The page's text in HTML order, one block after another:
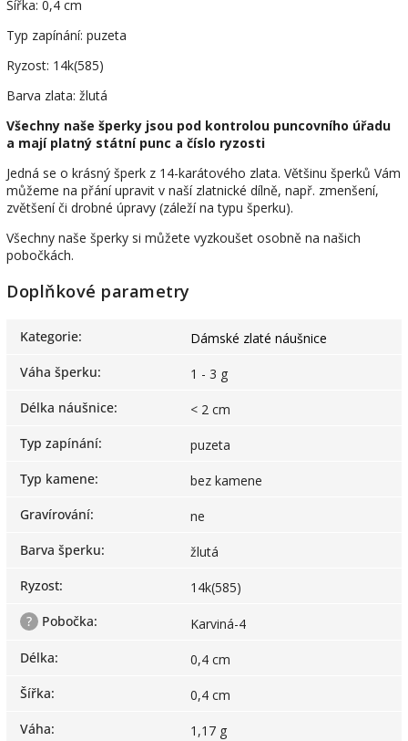
Šířka: 0,4 cm
Typ zapínání: puzeta
Ryzost: 14k(585)
Barva zlata: žlutá
Všechny naše šperky jsou pod kontrolou puncovního úřadu
a mají platný státní punc a číslo ryzosti
Jedná se o krásný šperk z 14-karátového zlata. Většinu šperků Vám
můžeme na přání upravit v naší zlatnické dílně, např. zmenšení,
zvětšení či drobné úpravy (záleží na typu šperku).
Všechny naše šperky si můžete vyzkoušet osobně na našich
pobočkách.
Doplňkové parametry
Kategorie:
Dámské zlaté náušnice
Váha šperku:
1 - 3 g
Délka náušnice:
< 2 cm
Typ zapínání:
puzeta
Typ kamene:
bez kamene
Gravírování:
ne
Barva šperku:
žlutá
Ryzost:
14k(585)
?
Pobočka:
Karviná-4
Délka:
0,4 cm
Šířka:
0,4 cm
Váha:
1,17 g